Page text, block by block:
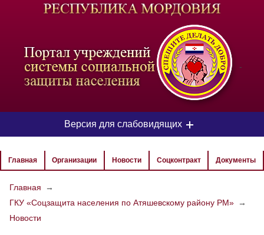
-
Версия для слабовидящих
ЦВЕТОВАЯ СХЕМА
РАЗМЕР ТЕКСТА
Главная Организации Новости Соцконтракт Документы
Главная
→
ГКУ «Соцзащита населения по Атяшевскому району РМ» →
Новости